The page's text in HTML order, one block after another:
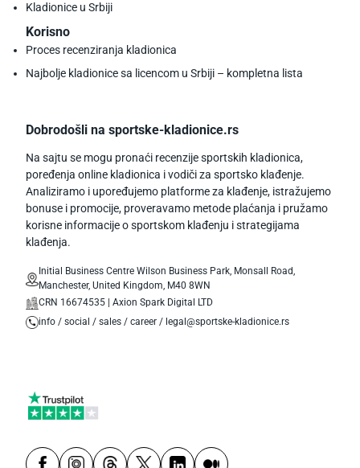
Kladionice u Srbiji
Korisno
Proces recenziranja kladionica
Najbolje kladionice sa licencom u Srbiji – kompletna lista
Dobrodošli na sportske-kladionice.rs
Na sajtu se mogu pronaći recenzije sportskih kladionica,
poređenja online kladionica i vodiči za sportsko klađenje.
Analiziramo i upoređujemo platforme za klađenje, istražujemo
bonuse i promocije, proveravamo metode plaćanja i pružamo
korisne informacije o sportskom klađenju i strategijama
klađenja.
Initial Business Centre Wilson Business Park, Monsall Road,
Manchester, United Kingdom, M40 8WN
CRN 16674535 | Axion Spark Digital LTD
info / social / sales / career / legal@sportske-kladionice.rs